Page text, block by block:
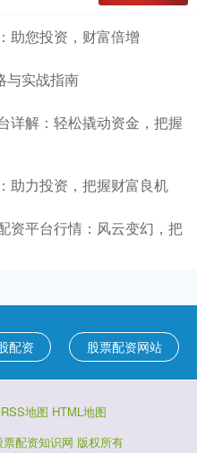
助您投资，财富倍增
与实战指南
详解：轻松撬动资金，把握
助力投资，把握财富良机
资平台行情：风云变幻，把
配资 股票配资网站
RSS地图 HTML地图
票配资知识网 版权所有